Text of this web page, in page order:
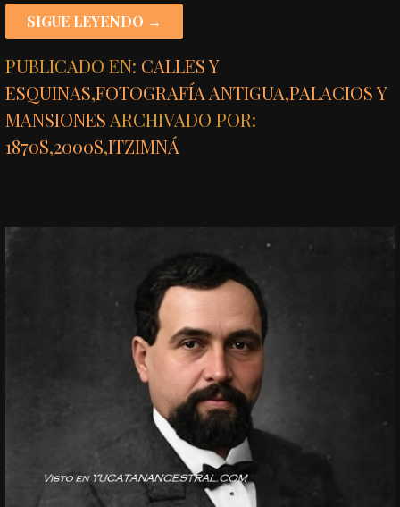
SIGUE LEYENDO →
PUBLICADO EN: CALLES Y
ESQUINAS,FOTOGRAFÍA ANTIGUA,PALACIOS Y
MANSIONES ARCHIVADO POR:
1870S,2000S,ITZIMNÁ